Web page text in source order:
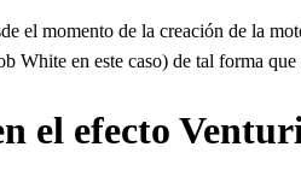
el momento de la creación de la
White en este caso) de tal forma
el efecto